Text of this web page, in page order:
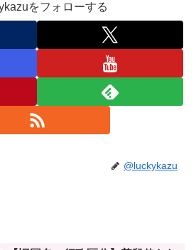
をフォローする
@luckykazu